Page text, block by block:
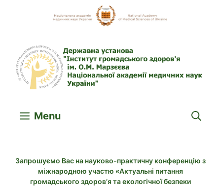
Menu
Запрошуємо Вас на науково-практичну конференцію з
міжнародною участю «Актуальні питання
громадського здоров’я та екологічної безпеки